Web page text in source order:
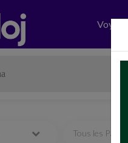
Voyages
Tous les Pays